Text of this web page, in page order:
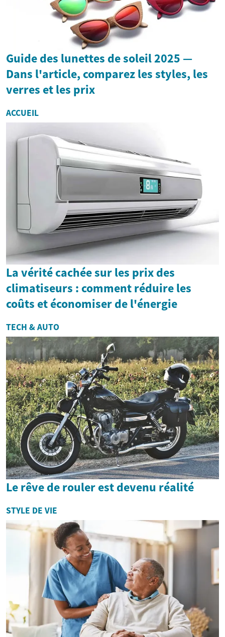
Guide des lunettes de soleil 2025 —
Dans l'article, comparez les styles, les
verres et les prix
ACCUEIL
La vérité cachée sur les prix des
climatiseurs : comment réduire les
coûts et économiser de l'énergie
TECH & AUTO
Le rêve de rouler est devenu réalité
STYLE DE VIE